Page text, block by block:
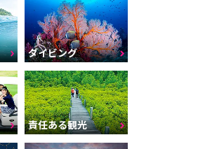
ダイビング
責任ある観光